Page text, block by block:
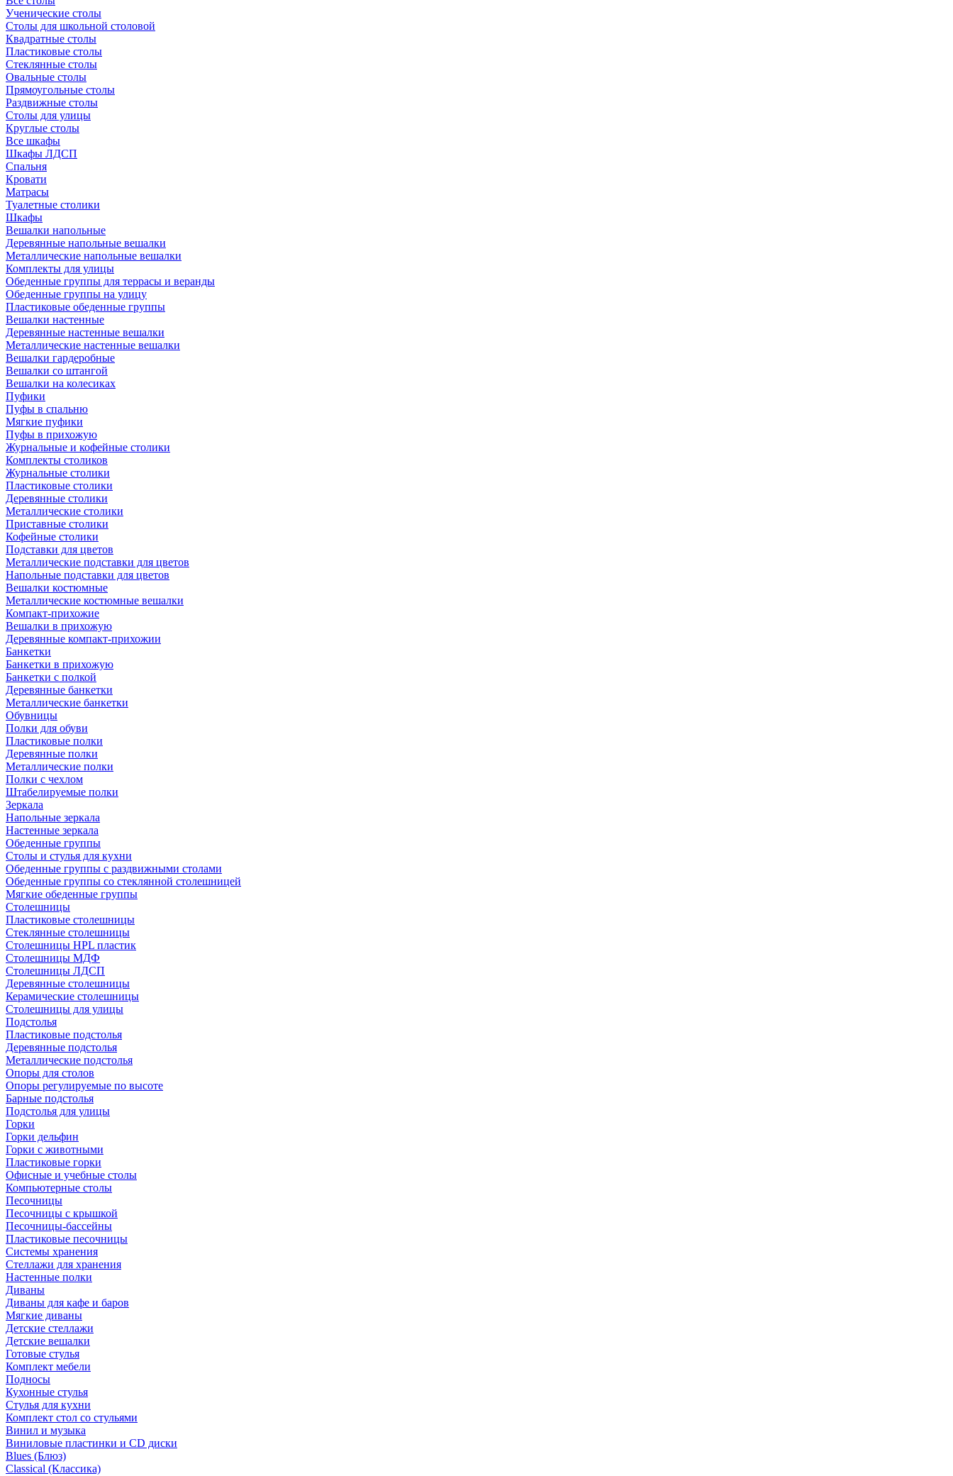
Ученические столы
Столы для школьной столовой
Квадратные столы
Пластиковые столы
Стеклянные столы
Овальные столы
Прямоугольные столы
Раздвижные столы
Столы для улицы
Круглые столы
Все шкафы
Шкафы ЛДСП
Спальня
Кровати
Матрасы
Туалетные столики
Шкафы
Вешалки напольные
Деревянные напольные вешалки
Металлические напольные вешалки
Комплекты для улицы
Обеденные группы для террасы и веранды
Обеденные группы на улицу
Пластиковые обеденные группы
Вешалки настенные
Деревянные настенные вешалки
Металлические настенные вешалки
Вешалки гардеробные
Вешалки со штангой
Вешалки на колесиках
Пуфики
Пуфы в спальню
Мягкие пуфики
Пуфы в прихожую
Журнальные и кофейные столики
Комплекты столиков
Журнальные столики
Пластиковые столики
Деревянные столики
Металлические столики
Приставные столики
Кофейные столики
Подставки для цветов
Металлические подставки для цветов
Напольные подставки для цветов
Вешалки костюмные
Металлические костюмные вешалки
Компакт-прихожие
Вешалки в прихожую
Деревянные компакт-прихожии
Банкетки
Банкетки в прихожую
Банкетки с полкой
Деревянные банкетки
Металлические банкетки
Обувницы
Полки для обуви
Пластиковые полки
Деревянные полки
Металлические полки
Полки с чехлом
Штабелируемые полки
Зеркала
Напольные зеркала
Настенные зеркала
Обеденные группы
Столы и стулья для кухни
Обеденные группы с раздвижными столами
Обеденные группы со стеклянной столешницей
Мягкие обеденные группы
Столешницы
Пластиковые столешницы
Стеклянные столешницы
Столешницы HPL пластик
Столешницы МДФ
Столешницы ЛДСП
Деревянные столешницы
Керамические столешницы
Столешницы для улицы
Подстолья
Пластиковые подстолья
Деревянные подстолья
Металлические подстолья
Опоры для столов
Опоры регулируемые по высоте
Барные подстолья
Подстолья для улицы
Горки
Горки дельфин
Горки с животными
Пластиковые горки
Офисные и учебные столы
Компьютерные столы
Песочницы
Песочницы с крышкой
Песочницы-бассейны
Пластиковые песочницы
Системы хранения
Стеллажи для хранения
Настенные полки
Диваны
Диваны для кафе и баров
Мягкие диваны
Детские стеллажи
Детские вешалки
Готовые стулья
Комплект мебели
Подносы
Кухонные стулья
Стулья для кухни
Комплект стол со стульями
Винил и музыка
Виниловые пластинки и CD диски
Blues (Блюз)
Classical (Классика)